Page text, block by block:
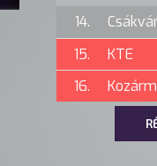
14.
15.
KTE
16.